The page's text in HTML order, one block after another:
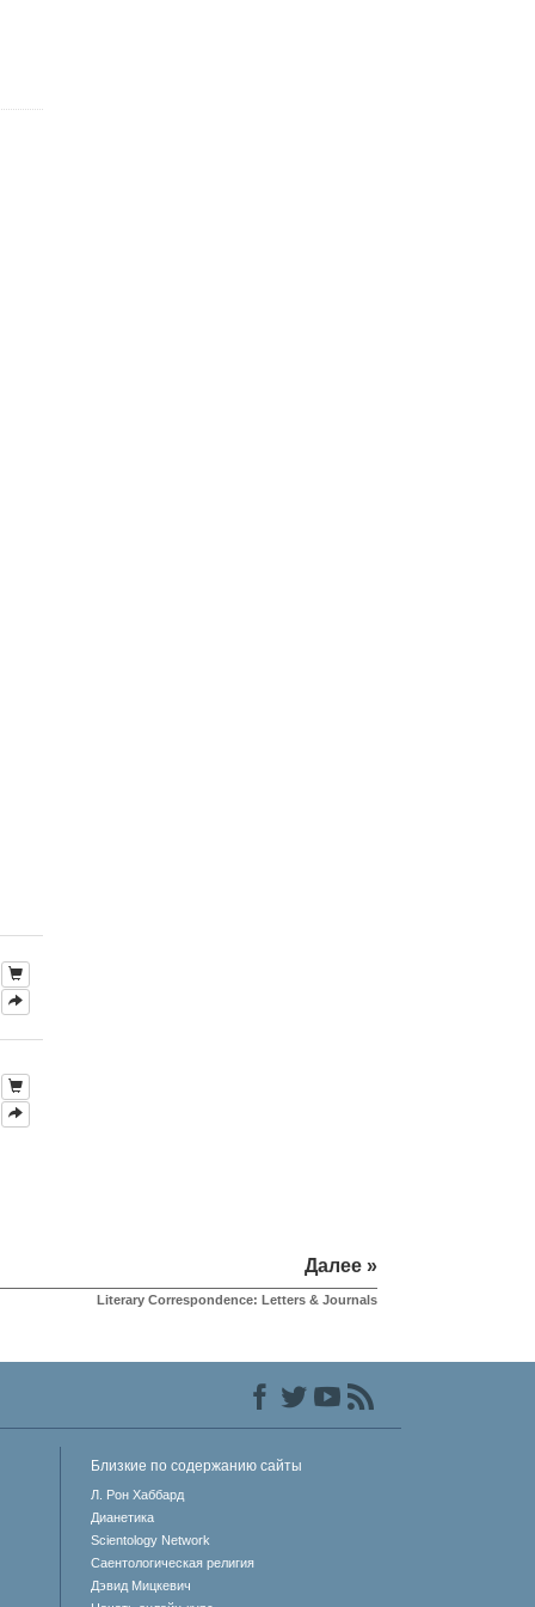
Далее »
Literary Correspondence: Letters & Journals
Близкие по содержанию сайты
Л. Рон Хаббард
Дианетика
Scientology Network
Саентологическая религия
Дэвид Мицкевич